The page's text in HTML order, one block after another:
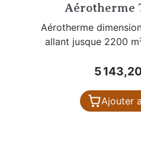
Aérotherme
Aérotherme
allant jusque 2200
Prix
5
Ajouter